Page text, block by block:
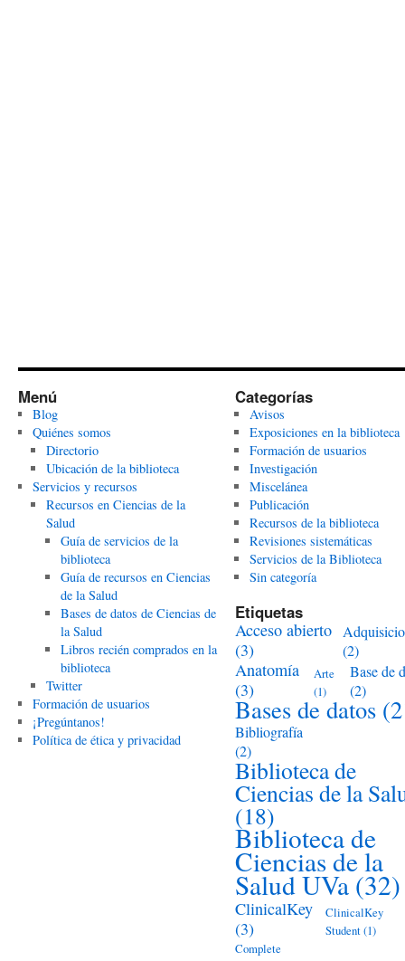
Menú
Blog
Quiénes somos
Directorio
Ubicación de la biblioteca
Servicios y recursos
Recursos en Ciencias de la
Salud
Guía de servicios de la
biblioteca
Guía de recursos en Ciencias
de la Salud
Bases de datos de Ciencias de
la Salud
Libros recién comprados en la
biblioteca
Twitter
Formación de usuarios
¡Pregúntanos!
Política de ética y privacidad
Categorías
Avisos
Exposiciones en la biblioteca
Formación de usuarios
Investigación
Miscelánea
Publicación
Recursos de la biblioteca
Revisiones sistemáticas
Servicios de la Biblioteca
Sin categoría
Etiquetas
Acceso abierto
(3)
(2)
Anatomía
(3)
Arte
(1)
Base de
(2)
Bases de datos
Bibliografía
(2)
Biblioteca de
Ciencias de la
(18)
Biblioteca de
Ciencias de la
Salud UVa (32)
ClinicalKey
(3)
ClinicalKey
Student(1)
Complete